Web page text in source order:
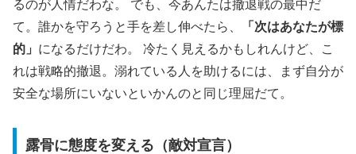
るのが人情だわな。 でも、今あんたは撤退戦の最中だ
て。誰かを守ろうと手を差し伸べたら、
「次はあなたが標
的」 になるだけだわ。 冷たく見えるかもしれんけど、こ
れは戦略的撤退。溺れている人を助けるには、まず自分が
安全な場所にいないといかんのと同じ理屈だて。
露骨に態度を変える（敵対宣言）